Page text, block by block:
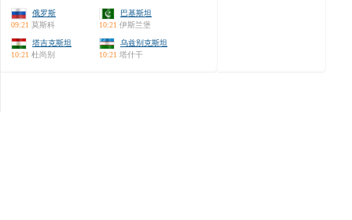
俄罗斯
09:21 莫斯科
巴基斯坦
10:21 伊斯兰堡
塔吉克斯坦
10:21 杜尚别
乌兹别克斯坦
10:21 塔什干